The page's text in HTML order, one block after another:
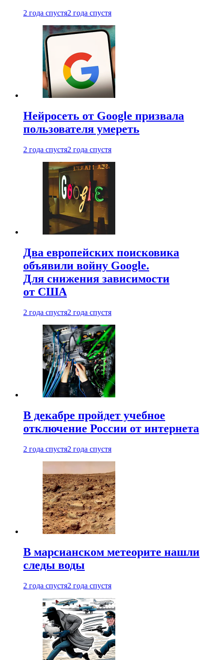
2 года спустя2 года спустя
Нейросеть от Google призвала
пользователя умереть
2 года спустя2 года спустя
Два европейских поисковика
объявили войну Google.
Для снижения зависимости
от США
2 года спустя2 года спустя
В декабре пройдет учебное
отключение России от интернета
2 года спустя2 года спустя
В марсианском метеорите нашли
следы воды
2 года спустя2 года спустя